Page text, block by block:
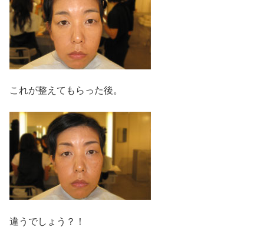
これが整えてもらった後。
違うでしょう？！